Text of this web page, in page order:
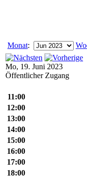
Monat:
Mo, 19. Juni 2023
Öffentlicher Zugang
11:00
12:00
13:00
14:00
15:00
16:00
17:00
18:00